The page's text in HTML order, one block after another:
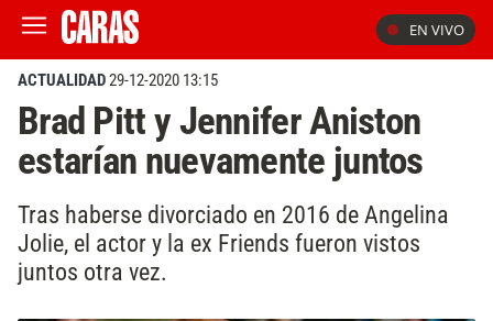
EN VIVO
ACTUALIDAD29-12-2020 13:15
Brad Pitt y Jennifer Aniston
estarían nuevamente juntos
Tras haberse divorciado en 2016 de Angelina
Jolie, el actor y la ex Friends fueron vistos
juntos otra vez.